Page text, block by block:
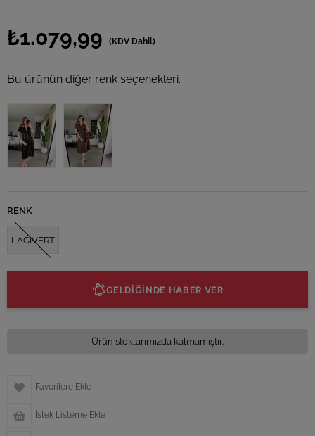
₺1.079,99 (KDV Dahil)
Bu ürünün diğer renk seçenekleri.
Tükendi Tükendi
RENK
LACİVERT
GELDİĞİNDE HABER VER
Ürün stoklarımızda kalmamıştır.
Favorilere Ekle
İstek Listeme Ekle